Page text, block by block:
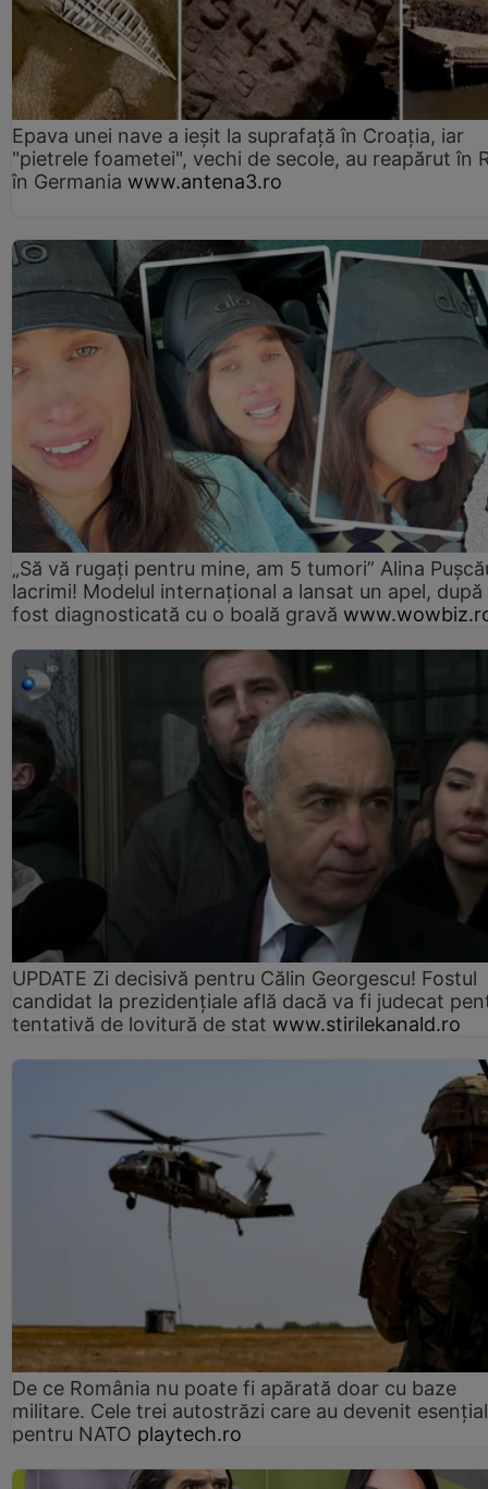
Epava unei nave a ieșit la suprafață în Croația, iar
"pietrele foametei", vechi de secole, au reapărut în
în Germania www.antena3.ro
„Să vă rugați pentru mine, am 5 tumori” Alina
lacrimi! Modelul internațional a lansat un apel, după
fost diagnosticată cu o boală gravă
UPDATE Zi decisivă pentru Călin Georgescu! Fostul
candidat la prezidențiale află dacă va fi judecat
tentativă de lovitură de stat www.stirilekanald.ro
De ce România nu poate fi apărată doar cu baze
militare. Cele trei autostrăzi care au devenit
pentru NATO playtech.ro